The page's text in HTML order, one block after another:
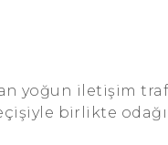
yoğun iletişim
birlikte